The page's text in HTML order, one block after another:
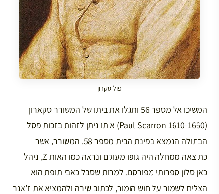
פול סקרון
המשיכו אל מספר 56 ותגלו את ביתו של המשורר סקארון
(Paul Scarron 1610-1660) אותו ניתן לזהות בזכות פסל
הבתולה הנמצא בפינת הבית מספר 58. המשורר, אשר
כתוצאה ממחלה היה גופו מעוקם ונראה כמו האות Z, ניהל
כאן סלון ספרותי מפורסם. למרות שסבל כאבי תופת הוא
הצליח לשמור על חוש הומור, לכתוב שירה ולהמציא את ז’אנר